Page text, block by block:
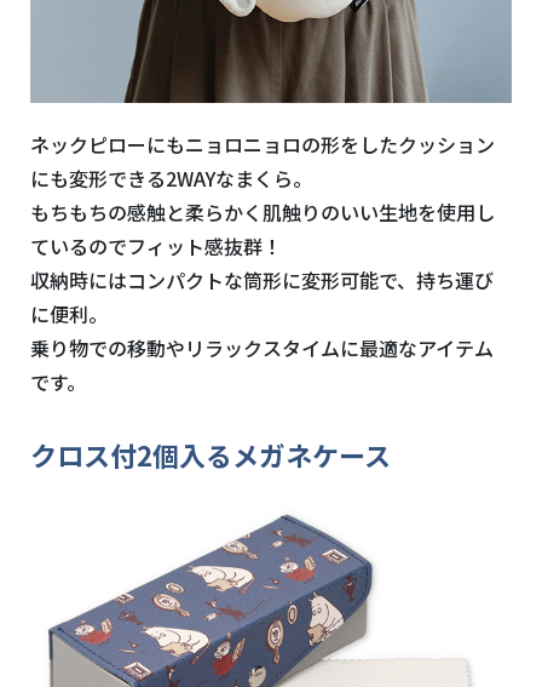
ネックピローにもニョロニョロの形をしたクッション
にも変形できる2WAYなまくら。
もちもちの感触と柔らかく肌触りのいい生地を使用し
ているのでフィット感抜群！
収納時にはコンパクトな筒形に変形可能で、持ち運び
に便利。
乗り物での移動やリラックスタイムに最適なアイテム
です。
クロス付2個入るメガネケース